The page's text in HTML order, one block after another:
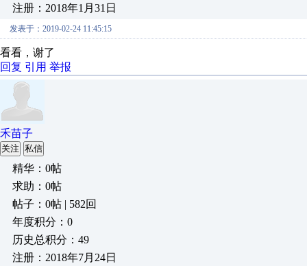
注册：2018年1月31日
发表于：2019-02-24 11:45:15
看看，谢了
回复 引用 举报
禾苗子
关注 私信
精华：0帖
求助：0帖
帖子：0帖 | 582回
年度积分：0
历史总积分：49
注册：2018年7月24日